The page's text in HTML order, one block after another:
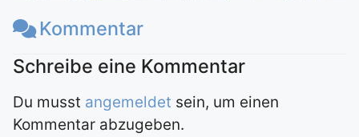
Kommentar
Du musst angemeldet sein, um einen
Kommentar abzugeben.